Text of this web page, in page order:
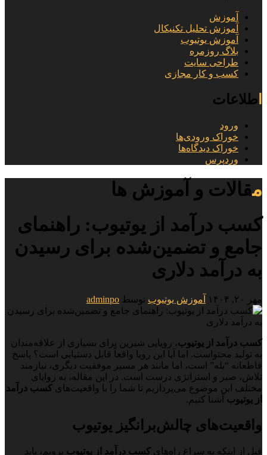
آموزش
آموزش تحلیل تکنیکال
آموزش یوتیوب
بلاگ روزمره
طراحی سایت
کسب و کار مجازی
اطلاعات
ورود
خوراک ورودی‌ها
خوراک دیدگاه‌ها
وردپرس
مقالات و آموزش ها
کسب درآمد از یوتیوب: راهنمای
جامع و تضمین‌شده برای رسیدن
به درآمد دلاری
مهر ۲۰, ۱۴۰۴ آموزش یوتیوب توسط adminpo
کسب درآمد از یوتیوب، رویایی شیرین برای بسیاری از علاقه‌مندان
به تولید محتواست. اما آیا این رویا واقعاً قابل دستیابی است؟ پاسخ
قاطعانه “بله” است، اما مانند هر مسیر موفقیت دیگری، نیازمند
تلاش، صبر و استراتژی درست است. در این مقاله، به زوایای
مختلف این موضوع می‌پردازیم تا شما را با واقعیت‌های کسب درآمد
از یوتیوب آشنا کنیم.
واقعیت‌های چالش‌برانگیز یوتیوب
قبل از اینکه به سراغ راه‌های کسب درآمد از یوتیوب برویم، باید